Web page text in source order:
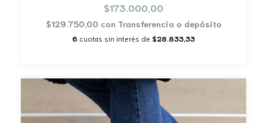
$173.000,00
$129.750,00 con Transferencia o depósito
6 cuotas sin interés de $28.833,33